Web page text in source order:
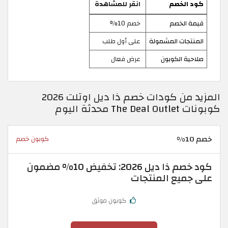
كود الخصم
انقر للمشاهدة
قيمة الخصم
خصم 10%
المنتجات المشمولة
على أول طلب
صلاحية الكوبون
عرض فعال
المزيد من كودات خصم ذا ديل اوتلت 2026
كوبونات The Deal Outlet محدثة اليوم
خصم 10% كوبون خصم
كود خصم ذا ديل 2026: تخفيض 10% مضمون
على جميع المنتجات
كوبون موثق